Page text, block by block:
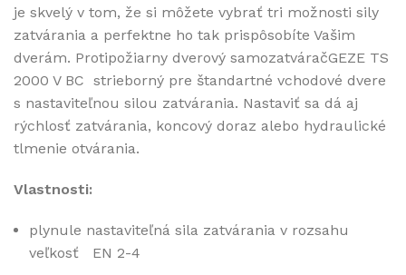
je skvelý v tom, že si môžete vybrať tri možnosti sily
zatvárania a perfektne ho tak prispôsobíte Vašim
dverám. Protipožiarny dverový samozatváračGEZE TS
2000 V BC strieborný pre štandartné vchodové dvere
s nastaviteľnou silou zatvárania. Nastaviť sa dá aj
rýchlosť zatvárania, koncový doraz alebo hydraulické
tlmenie otvárania.
Vlastnosti:
plynule nastaviteľná sila zatvárania v rozsahu
veľkosť EN 2-4